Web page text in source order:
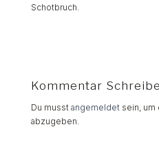
Schotbruch.
Kommentar
Du musst angemeldetsein, um
abzugeben.